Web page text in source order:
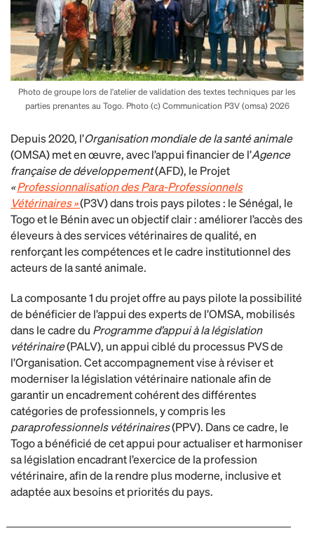
Photo de groupe lors de l'atelier de validation des textes techniques par les
parties prenantes au Togo. Photo (c) Communication P3V (omsa) 2026
Depuis 2020, l’Organisation mondiale de la santé animale
(OMSA) met en œuvre, avec l’appui financier de l’Agence
française de développement(AFD), le Projet
«Professionnalisation des Para-Professionnels
Vétérinaires »(P3V) dans trois pays pilotes : le Sénégal, le
Togo et le Bénin avec un objectif clair : améliorer l’accès des
éleveurs à des services vétérinaires de qualité, en
renforçant les compétences et le cadre institutionnel des
acteurs de la santé animale.
La composante 1 du projet offre au pays pilote la possibilité
de bénéficier de l’appui des experts de l’OMSA, mobilisés
dans le cadre du Programme d’appui à la législation
vétérinaire(PALV), un appui ciblé du processus PVS de
l’Organisation. Cet accompagnement vise à réviser et
moderniser la législation vétérinaire nationale afin de
garantir un encadrement cohérent des différentes
catégories de professionnels, y compris les
paraprofessionnels vétérinaires(PPV). Dans ce cadre, le
Togo a bénéficié de cet appui pour actualiser et harmoniser
sa législation encadrant l’exercice de la profession
vétérinaire, afin de la rendre plus moderne, inclusive et
adaptée aux besoins et priorités du pays.